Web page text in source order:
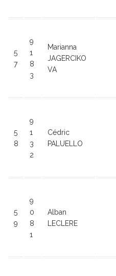
5
7
9
1
8
3
Marianna
JAGERCIKO
VA
5
8
9
1
3
2
Cédric
PALUELLO
5
9
9
0
8
1
Alban
LECLERE